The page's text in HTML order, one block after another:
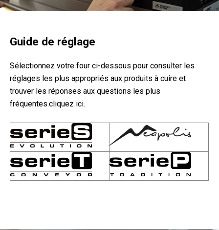
Guide de réglage
Sélectionnez votre four ci-dessous pour consulter les
réglages les plus appropriés aux produits à cuire et
trouver les réponses aux questions les plus
fréquentes.cliquez ici.